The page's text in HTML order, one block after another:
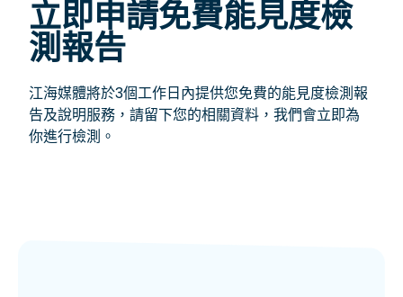
立即申請免費能見度檢
測報告
江海媒體將於3個工作日內提供您免費的能見度檢測報
告及說明服務，請留下您的相關資料，我們會立即為
你進行檢測。